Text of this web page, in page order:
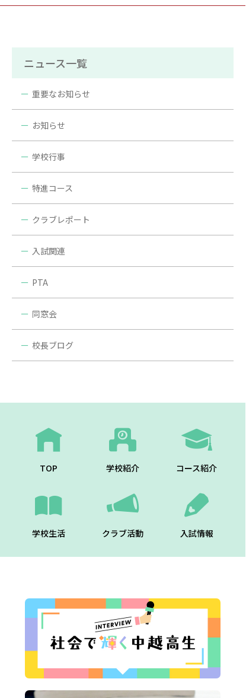
ニュース一覧
重要なお知らせ
お知らせ
学校行事
特進コース
クラブレポート
入試関連
PTA
同窓会
校長ブログ
TOP 学校紹介 コース紹介
学校生活 クラブ活動 入試情報